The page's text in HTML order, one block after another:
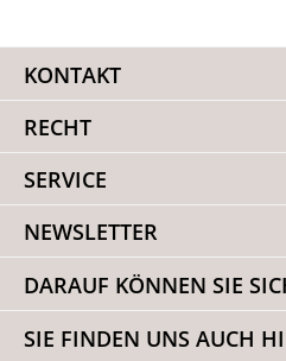
KONTAKT
RECHT
SERVICE
NEWSLETTER
DARAUF KÖNNEN SIE
SIE FINDEN UNS AUCH